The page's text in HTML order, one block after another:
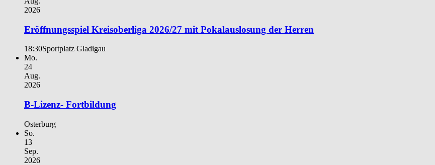
2026
Eröffnungsspiel Kreisoberliga 2026/27 mit Pokalauslosung der Herren
18:30Sportplatz Gladigau
Mo.
24
Aug.
2026
B-Lizenz- Fortbildung
Osterburg
So.
13
Sep.
2026